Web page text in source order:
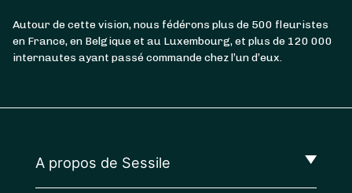
Autour de cette vision, nous fédérons plus de 500 fleuristes
en France, en Belgique et au Luxembourg, et plus de 120 000
internautes ayant passé commande chez l’un d’eux.
A propos de Sessile